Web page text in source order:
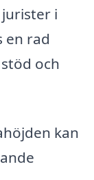
i
en rad
och
kan